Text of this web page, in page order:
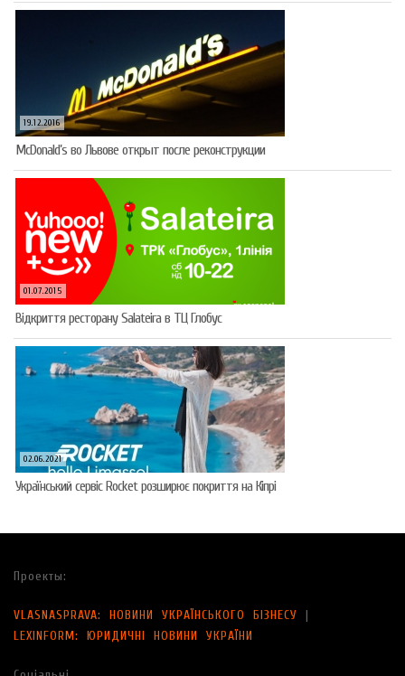
19.12.2016
McDonald’s во Львове открыт после реконструкции
01.07.2015
Відкриття ресторану Salateirа в ТЦ Глобус
02.06.2021
Український сервіс Rocket розширює покриття на Кіпрі
Проекты:
VLASNASPRAVA: НОВИНИ УКРАЇНСЬКОГО БІЗНЕСУ |
LEXINFORM: ЮРИДИЧНІ НОВИНИ УКРАЇНИ